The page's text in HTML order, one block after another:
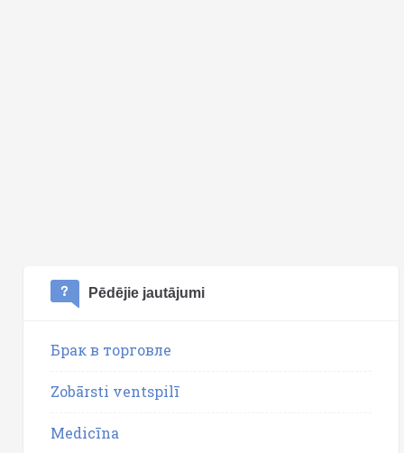
Pēdējie jautājumi
Брак в торговле
Zobārsti ventspilī
Medicīna